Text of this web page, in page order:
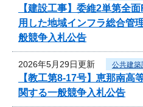
【建設工事】委維2単第
用した地域インフラ総合管
般競争入札公告
2026年5月29日更新 公共建築
【教工第8-17号】恵那南高
関する一般競争入札公告